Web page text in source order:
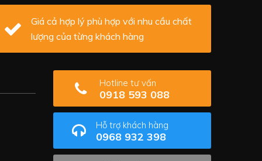
Giá cả hợp lý phù hợp với nhu cầu chất
lượng của từng khách hàng
Hotline tư vấn
0918 593 088
Hỗ trợ khách hàng
0968 932 398